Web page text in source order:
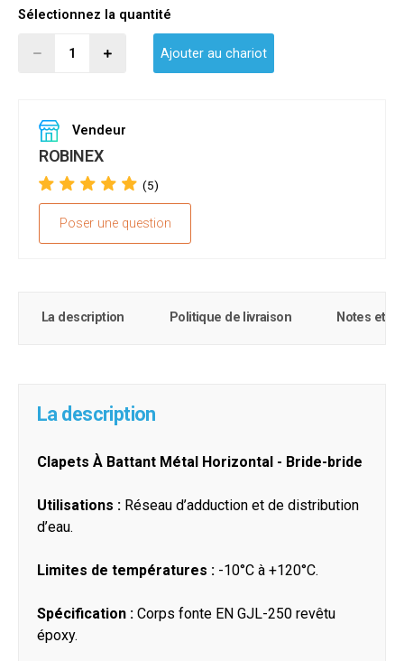
Sélectionnez la quantité
Ajouter au chariot
Vendeur
ROBINEX
(5)
Poser une question
La description Politique de livraison Notes et
La description
Clapets À Battant Métal Horizontal - Bride-bride
Utilisations : Réseau d’adduction et de distribution
d’eau.
Limites de températures : -10°C à +120°C.
Spécification : Corps fonte EN GJL-250 revêtu
époxy.